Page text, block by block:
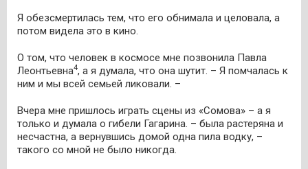
Я обезсмертилась тем, что его обнимала и целовала, а
потом видела это в кино.
О том, что человек в космосе мне позвонила Павла
Леонтьевна4, а я думала, что она шутит. – Я помчалась к
ним и мы всей семьей ликовали. –
Вчера мне пришлось играть сцены из «Сомова» – а я
только и думала о гибели Гагарина. – была растеряна и
несчастна, а вернувшись домой одна пила водку, –
такого со мной не было никогда.